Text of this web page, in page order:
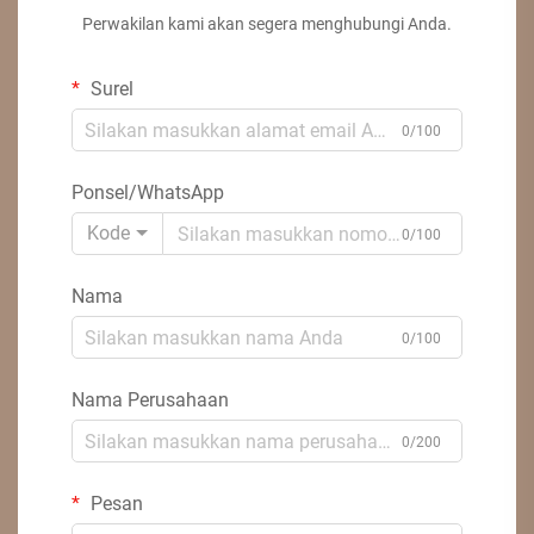
Perwakilan kami akan segera menghubungi Anda.
Surel
0/100
Ponsel/WhatsApp
Kode
0/100
Nama
0/100
Nama Perusahaan
0/200
Pesan